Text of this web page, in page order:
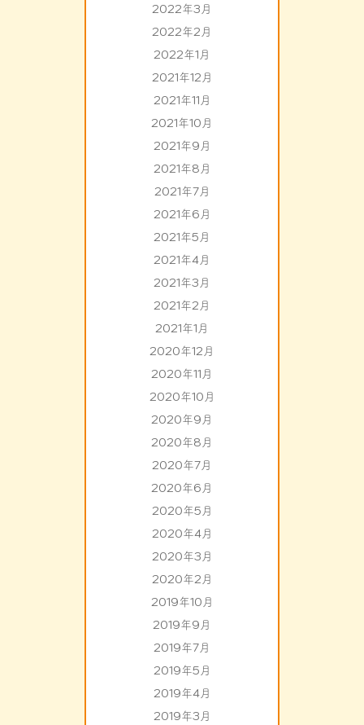
2022年3月
2022年2月
2022年1月
2021年12月
2021年11月
2021年10月
2021年9月
2021年8月
2021年7月
2021年6月
2021年5月
2021年4月
2021年3月
2021年2月
2021年1月
2020年12月
2020年11月
2020年10月
2020年9月
2020年8月
2020年7月
2020年6月
2020年5月
2020年4月
2020年3月
2020年2月
2019年10月
2019年9月
2019年7月
2019年5月
2019年4月
2019年3月